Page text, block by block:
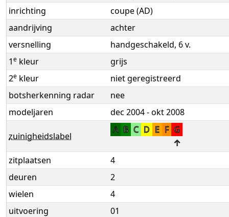
inrichting
coupe (AD)
aandrijving
achter
versnelling
handgeschakeld, 6 v.
1e kleur
grijs
2e kleur
niet geregistreerd
botsherkenning radar
nee
modeljaren
dec 2004 - okt 2008
zuinigheidslabel
A B C D E F G
↑
zitplaatsen
4
deuren
2
wielen
4
uitvoering
01